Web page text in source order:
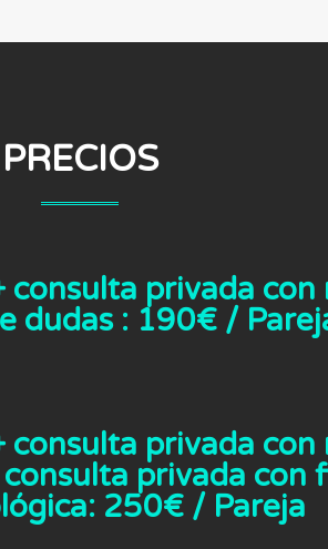
PRECIOS
consulta privada
dudas : 190€ /
consulta privada
privada con
250€ / Pareja